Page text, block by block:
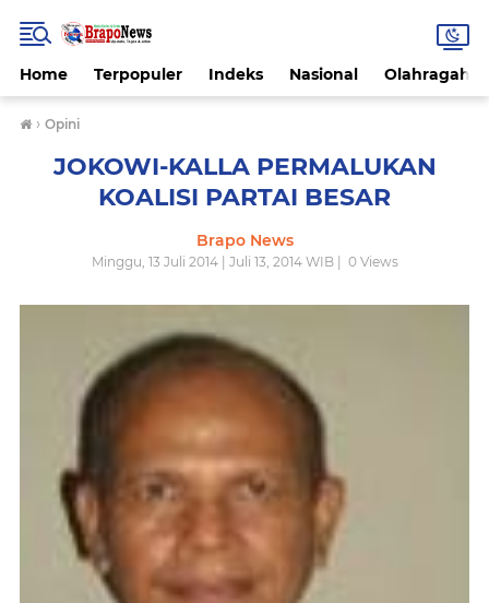
Home Terpopuler Indeks Nasional Olahragah
› Opini
JOKOWI-KALLA PERMALUKAN
KOALISI PARTAI BESAR
Brapo News
Minggu, 13 Juli 2014 | Juli 13, 2014 WIB | 0Views